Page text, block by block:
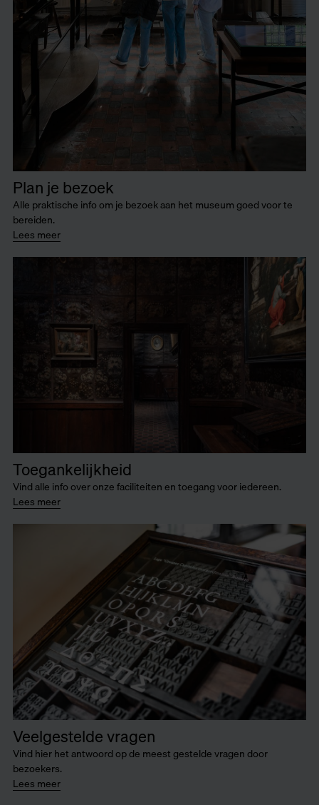
Plan je bezoek
Alle praktische info om je bezoek aan het museum goed voor te
bereiden.
Lees meer
Toegankelijkheid
Vind alle info over onze faciliteiten en toegang voor iedereen.
Lees meer
Veelgestelde vragen
Vind hier het antwoord op de meest gestelde vragen door
bezoekers.
Lees meer